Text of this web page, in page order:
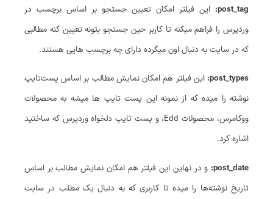
post_tag: این فیلتر امکان تعیین جستجو بر اساس برچسب در
وردپرس را فراهم میکنه تا کاربر حین جستجو بتونه تعیین کنه مطالبی
که در سایت به دنبال اون میگرده دارای چه برچسب هایی هستند.
post_types: این فیلتر هم امکان نمایش مطالب بر اساس پست‌تایپ
نوشته را میده که از نمونه این پست تایپ ها میشه به محصولات
ووکامرس، محصولات Edd، و پست تایپ دلخواه وردپرس که ساختید
اشاره کرد.
post_date: و در نهاین این فیلتر هم امکان نمایش مطالب بر اساس
تاریخ نوشته‌ها را میده تا کاربری که به دنبال یک مطلب در سایت